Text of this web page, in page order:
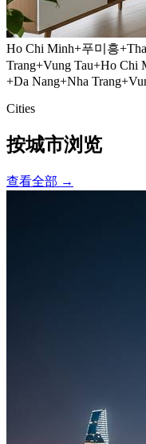
Ho Chi Minh+푸미흥+
Trang+Vung Tau+Ho Chi
+Da Nang+Nha Trang+
Cities
按城市浏览
查看全部 →